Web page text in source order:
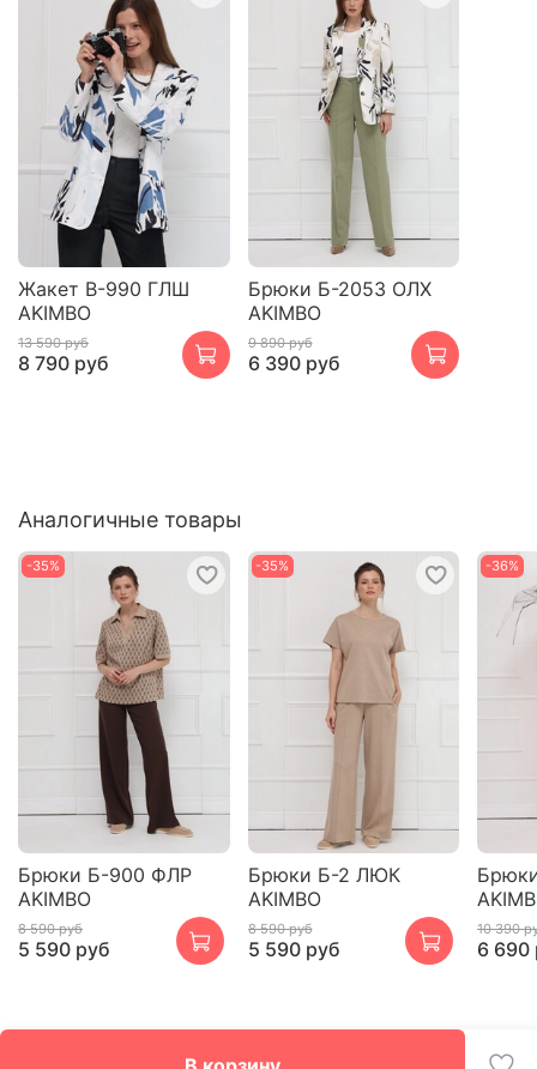
Жакет В-990 ГЛШ
AKIMBO
13 590 руб
8 790 руб
Брюки Б-2053 ОЛХ
AKIMBO
9 890 руб
6 390 руб
Аналогичные товары
-35%
Брюки Б-900 ФЛР
AKIMBO
8 590 руб
5 590 руб
-35%
Брюки Б-2 ЛЮК
AKIMBO
8 590 руб
5 590 руб
-36%
10 390
6 690